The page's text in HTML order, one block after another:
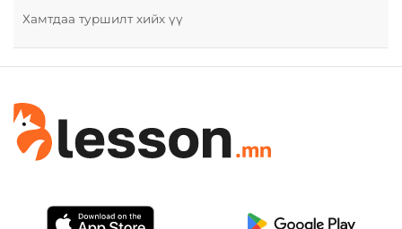
Хамтдаа туршилт хийх үү